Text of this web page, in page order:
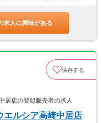
求人に興味がある
保存する
居店の登録販売者の求人
エルシア高崎中居店